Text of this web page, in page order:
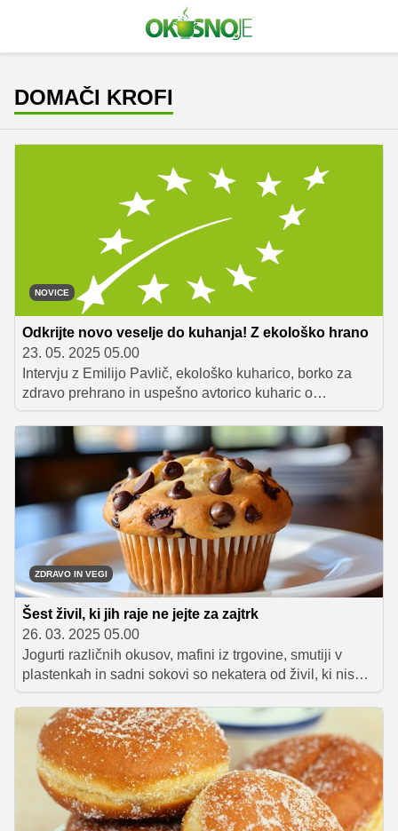
DOMAČI KROFI
NOVICE
Odkrijte novo veselje do kuhanja! Z ekološko hrano
23. 05. 2025 05.00
Intervju z Emilijo Pavlič, ekološko kuharico, borko za
zdravo prehrano in uspešno avtorico kuharic o
uravnoteženi prehrani.
ZDRAVO IN VEGI
Šest živil, ki jih raje ne jejte za zajtrk
26. 03. 2025 05.00
Jogurti različnih okusov, mafini iz trgovine, smutiji v
plastenkah in sadni sokovi so nekatera od živil, ki niso
primerna za zajtrk. Preverite, kaj je bolje uživati namesto